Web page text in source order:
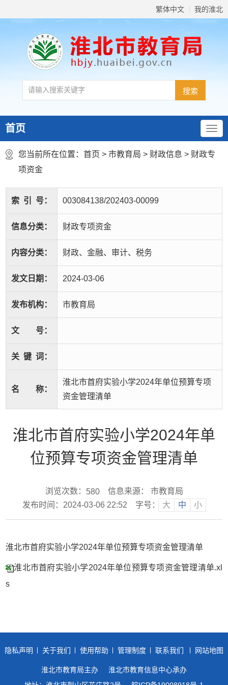
繁体中文 我的淮北
首页
您当前所在位置： 首页 > 市教育局 > 财政信息 > 财政专
项资金
索 引 号： 003084138/202403-00099
信息分类： 财政专项资金
内容分类： 财政、金融、审计、税务
发文日期： 2024-03-06
发布机构： 市教育局
文 号：
关 键 词：
名 称：
淮北市首府实验小学2024年单位预算专项
资金管理清单
淮北市首府实验小学2024年单
位预算专项资金管理清单
浏览次数： 580
信息来源： 市教育局
发布时间：2024-03-06 22:52
字号： 大 中 小
淮北市首府实验小学2024年单位预算专项资金管理清单
淮北市首府实验小学2024年单位预算专项资金管理清单.xl
s
隐私声明 关于我们 使用帮助 管理制度 联系我们 网站地图
淮北市教育局主办
淮北市教育信息中心承办